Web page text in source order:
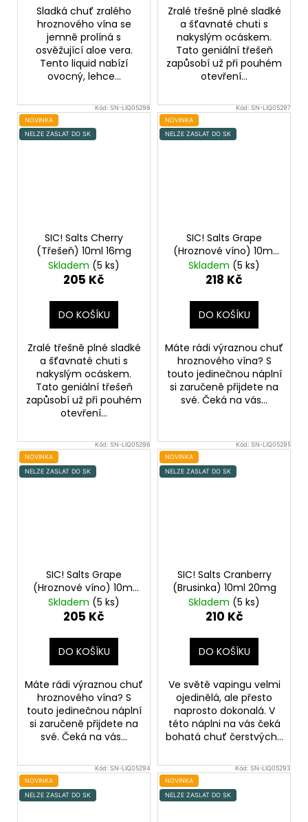
Sladká chuť zralého
hroznového vína se
jemně prolíná s
osvěžující aloe vera.
Tento liquid nabízí
ovocný, lehce...
Zralé třešně plné sladké
a šťavnaté chuti s
nakyslým ocáskem.
Tato geniální třešeň
zapůsobí už při pouhém
otevření...
Kód:SN-LIQ05298
NOVINKA
NELZE ZASLAT DO SK
SIC! Salts Cherry
(Třešeň) 10ml 16mg
Skladem (5 ks)
205 Kč
DO KOŠÍKU
Zralé třešně plné sladké
a šťavnaté chuti s
nakyslým ocáskem.
Tato geniální třešeň
zapůsobí už při pouhém
otevření...
Kód:SN-LIQ05297
NOVINKA
NELZE ZASLAT DO SK
SIC! Salts Grape
(Hroznové víno) 10ml
20mg
Skladem (5 ks)
218 Kč
DO KOŠÍKU
Máte rádi výraznou chuť
hroznového vína? S
touto jedinečnou náplní
si zaručeně přijdete na
své. Čeká na vás...
Kód:SN-LIQ05296
NOVINKA
NELZE ZASLAT DO SK
SIC! Salts Grape
(Hroznové víno) 10ml
16mg
Skladem (5 ks)
205 Kč
DO KOŠÍKU
Máte rádi výraznou chuť
hroznového vína? S
touto jedinečnou náplní
si zaručeně přijdete na
své. Čeká na vás...
Kód:SN-LIQ05295
NOVINKA
NELZE ZASLAT DO SK
SIC! Salts Cranberry
(Brusinka) 10ml 20mg
Skladem (5 ks)
210 Kč
DO KOŠÍKU
Ve světě vapingu velmi
ojedinělá, ale přesto
naprosto dokonalá. V
této náplni na vás čeká
bohatá chuť čerstvých...
Kód: SN-LIQ05294
NOVINKA
NELZE ZASLAT DO SK
Kód: SN-LIQ05293
NOVINKA
NELZE ZASLAT DO SK